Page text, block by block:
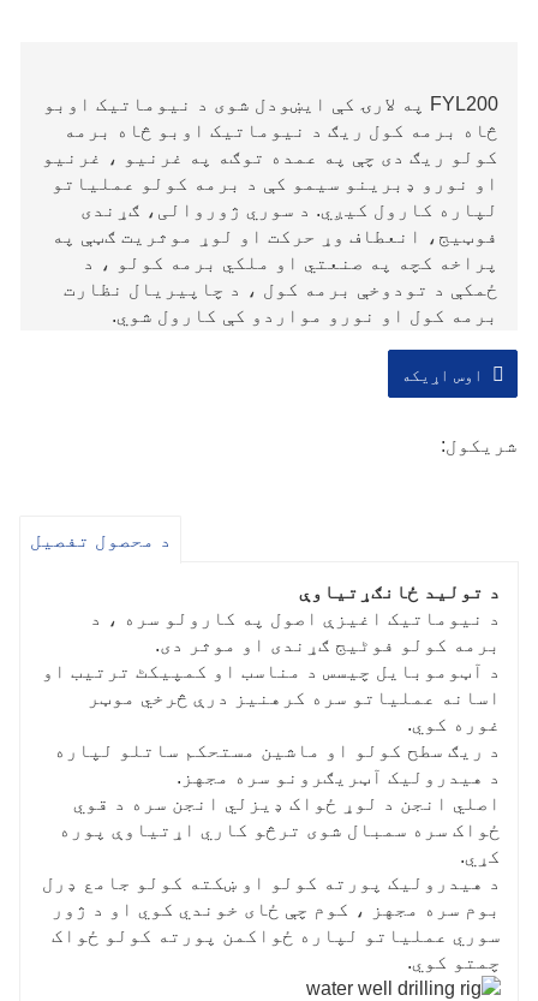
FYL200 په لارۍ کې ایښودل شوی د نیوماتیک اوبو
څاه برمه کول ریګ د نیوماتیک اوبو څاه برمه
کولو ریګ دی چې په عمده توګه په غرنیو ، غرنیو
او نورو ډبرینو سیمو کې د برمه کولو عملیاتو
لپاره کارول کیږي. د سوري ژوروالی، ګړندی
فوټیج، انعطاف وړ حرکت او لوړ موثریت ګټې په
پراخه کچه په صنعتي او ملکي برمه کولو ، د
ځمکې د تودوخې برمه کول ، د چاپیریال نظارت
برمه کول او نورو مواردو کې کارول شوي.
اوس اړیکه
شریکول:
د محصول تفصیل
د تولید ځانګړتیاوې
د نیوماتیک اغیزې اصول په کارولو سره ، د
برمه کولو فوٹیج ګړندی او موثر دی.
د آټوموبایل چیسس د مناسب او کمپیکٹ ترتیب او
اسانه عملیاتو سره کرهنیز درې څرخي موټر
غوره کوي.
د ریګ سطح کولو او ماشین مستحکم ساتلو لپاره
د هیدرولیک آټریګرونو سره مجهز.
اصلي انجن د لوړ ځواک ډیزلي انجن سره د قوي
ځواک سره سمبال شوی ترڅو کاري اړتیاوې پوره
کړي.
د هیدرولیک پورته کولو او ښکته کولو جامع ډرل
بوم سره مجهز ، کوم چې ځای خوندي کوي او د ژور
سوري عملیاتو لپاره ځواکمن پورته کولو ځواک
چمتو کوي.